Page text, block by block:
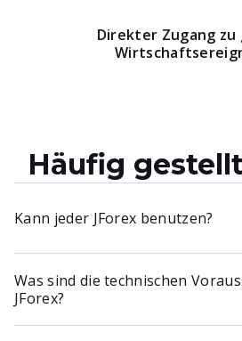
Direkter Zugang zu
Häufig
Kann jeder JForex benutzen?
Ja, JForex ist für Trader aller
Was sind die technischen
JForex?